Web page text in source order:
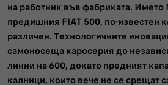
на работник във фабриката.
предишния FIAT 500, по-известен
различен. Технологичните
самоносеща каросерия до
линии на 600, докато предният
калници, които вече не се срещат